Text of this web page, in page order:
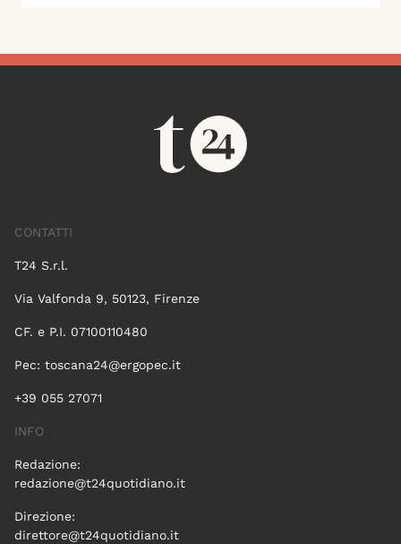
CONTATTI
T24 S.r.l.
Via Valfonda 9, 50123, Firenze
CF. e P.I. 07100110480
Pec: toscana24@ergopec.it
+39 055 27071
INFO
Redazione:
redazione@t24quotidiano.it
Direzione:
direttore@t24quotidiano.it